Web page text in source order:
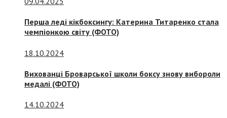
Перша леді кікбоксингу: Катерина Титаренко стала
чемпіонкою світу (ФОТО)
18.10.2024
Вихованці Броварської школи боксу знову вибороли
медалі (ФОТО)
14.10.2024